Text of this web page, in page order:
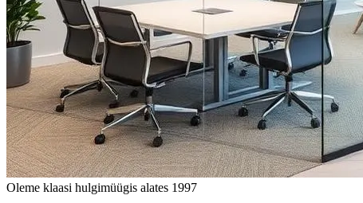
Oleme klaasi hulgimüügis alates 1997